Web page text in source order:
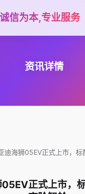
信为本,专业服务
资讯详情
迪海狮05EV正式上市，
正式上市，